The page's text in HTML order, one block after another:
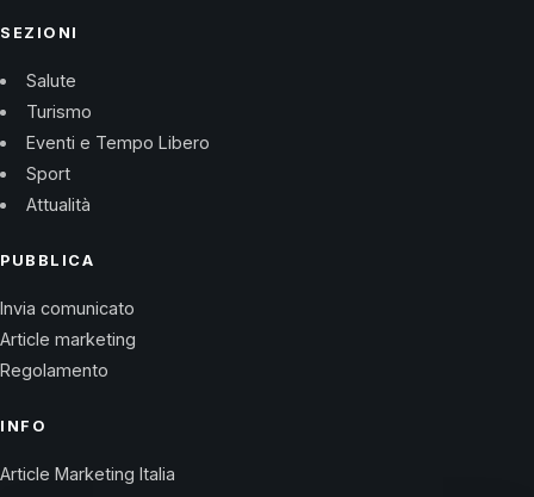
SEZIONI
Salute
Turismo
Eventi e Tempo Libero
Sport
Attualità
PUBBLICA
Invia comunicato
Article marketing
Regolamento
INFO
Article Marketing Italia